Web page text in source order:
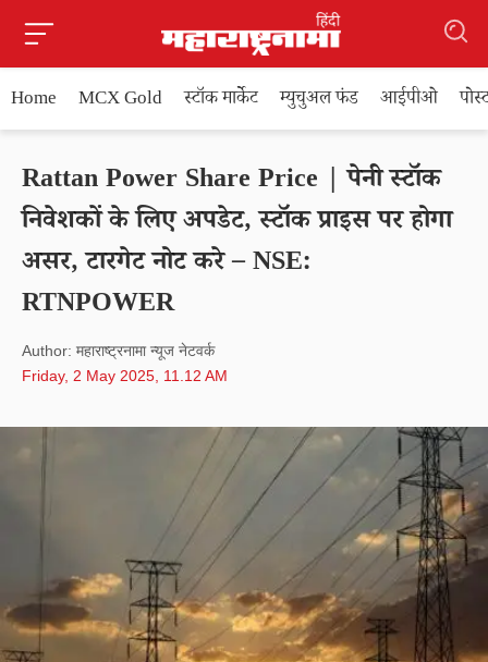
Home MCX Gold स्टॉक मार्केट म्युचुअल फंड आईपीओ
Rattan Power Share Price | पेनी स्टॉक
निवेशकों के लिए अपडेट, स्टॉक प्राइस पर होगा
असर, टारगेट नोट करे – NSE:
RTNPOWER
Author: महाराष्ट्रनामा न्यूज नेटवर्क
Friday, 2 May 2025, 11.12 AM